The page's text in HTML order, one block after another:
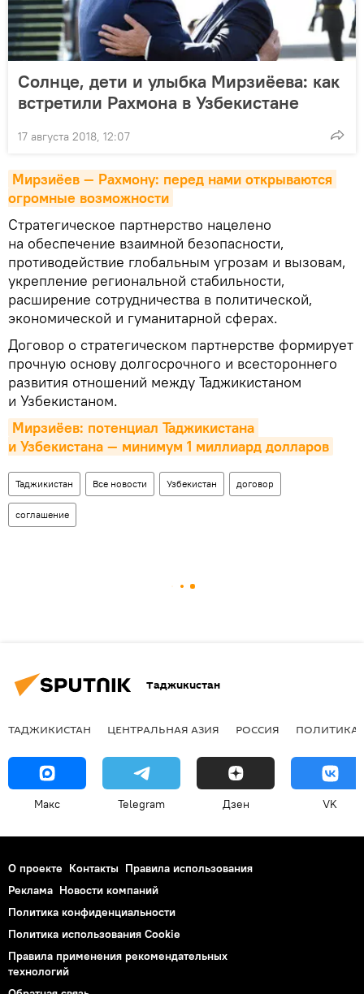
Солнце, дети и улыбка Мирзиёева: как
встретили Рахмона в Узбекистане
17 августа 2018, 12:07
Мирзиёев — Рахмону: перед нами открываются
огромные возможности
Стратегическое партнерство нацелено
на обеспечение взаимной безопасности,
противодействие глобальным угрозам и вызовам,
укрепление региональной стабильности,
расширение сотрудничества в политической,
экономической и гуманитарной сферах.
Договор о стратегическом партнерстве формирует
прочную основу долгосрочного и всестороннего
развития отношений между Таджикистаном
и Узбекистаном.
Мирзиёев: потенциал Таджикистана
и Узбекистана — минимум 1 миллиард долларов
Таджикистан Все новости Узбекистан договор
соглашение
Таджикистан
ТАДЖИКИСТАН ЦЕНТРАЛЬНАЯ АЗИЯ РОССИЯ ПОЛИТИКА
Макс Telegram Дзен VK
О проекте Контакты Правила использования
Реклама Новости компаний
Политика конфиденциальности
Политика использования Cookie
Правила применения рекомендательных
технологий